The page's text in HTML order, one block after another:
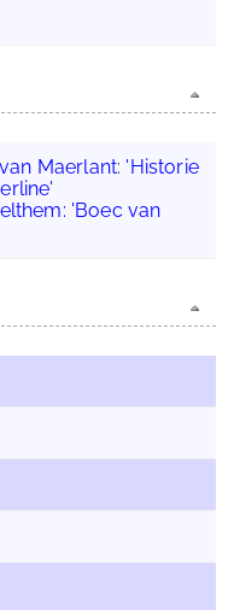
Maerlant: 'Historie
'Boec van